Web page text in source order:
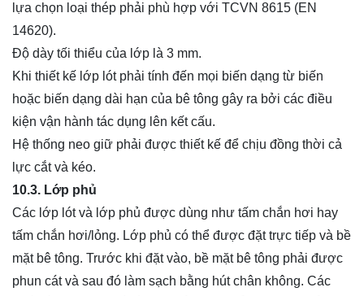
lựa chọn loại thép phải phù hợp với TCVN 8615 (EN
14620).
Độ dày tối thiểu của lớp là 3 mm.
Khi thiết kế lớp lót phải tính đến mọi biến dạng từ biến
hoặc biến dạng dài hạn của bê tông gây ra bởi các điều
kiện vận hành tác dụng lên kết cấu.
Hệ thống neo giữ phải được thiết kế để chịu đồng thời cả
lực cắt và kéo.
10.3. Lớp phủ
Các lớp lót và lớp phủ được dùng như tấm chắn hơi hay
tấm chắn hơi/lỏng. Lớp phủ có thể được đặt trực tiếp và bề
mặt bê tông. Trước khi đặt vào, bề mặt bê tông phải được
phun cát và sau đó làm sạch bằng hút chân không. Các